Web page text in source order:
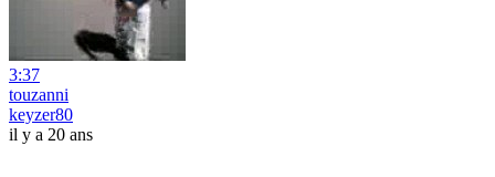
3:37
touzanni
keyzer80
il y a 20 ans